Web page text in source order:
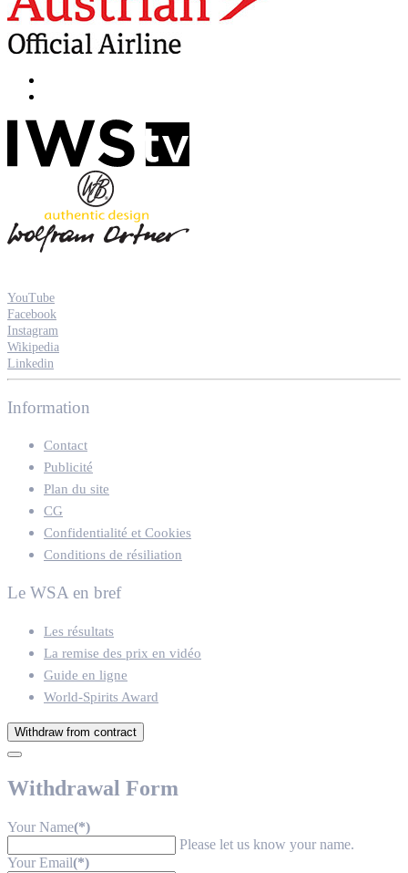
YouTube
Facebook
Instagram
Wikipedia
Linkedin
Information
Contact
Publicité
Plan du site
CG
Confidentialité et Cookies
Conditions de résiliation
Le WSA en bref
Les résultats
La remise des prix en vidéo
Guide en ligne
World-Spirits Award
Withdraw from contract
Withdrawal Form
Your Name(*)
Please let us know your name.
Your Email(*)